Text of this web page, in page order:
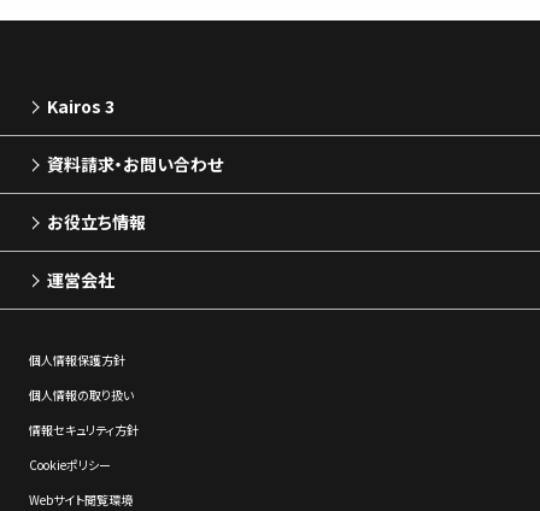
Kairos 3
資料請求・お問い合わせ
お役立ち情報
運営会社
個⼈情報保護⽅針
個⼈情報の取り扱い
情報セキュリティ⽅針
Cookieポリシー
Webサイト閲覧環境